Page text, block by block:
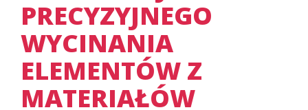
PRECYZYJNEGO
WYCINANIA
ELEMENTÓW Z
MATERIAŁÓW